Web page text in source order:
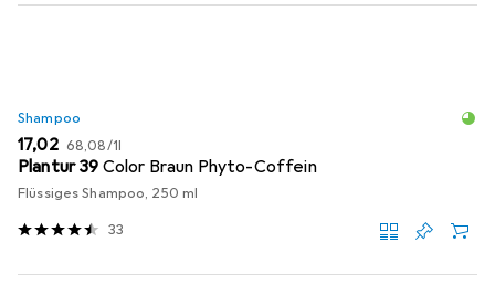
Shampoo
EUR
17,02 EUR
68,08/1l
Plantur 39 Color Braun Phyto-Coffein
Flüssiges Shampoo, 250 ml
33